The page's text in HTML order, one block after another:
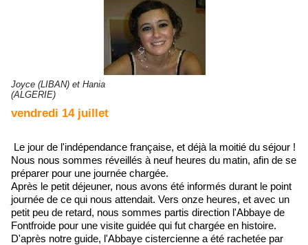
Joyce (LIBAN) et Hania
(ALGERIE)
vendredi 14 juillet
Le jour de l'indépendance française, et déjà la moitié du séjour !
Nous nous sommes réveillés à neuf heures du matin, afin de se
préparer pour une journée chargée.
Après le petit déjeuner, nous avons été informés durant le point
journée de ce qui nous attendait. Vers onze heures, et avec un
petit peu de retard, nous sommes partis direction l'Abbaye de
Fontfroide pour une visite guidée qui fut chargée en histoire.
D'après notre guide, l'Abbaye cistercienne a été rachetée par